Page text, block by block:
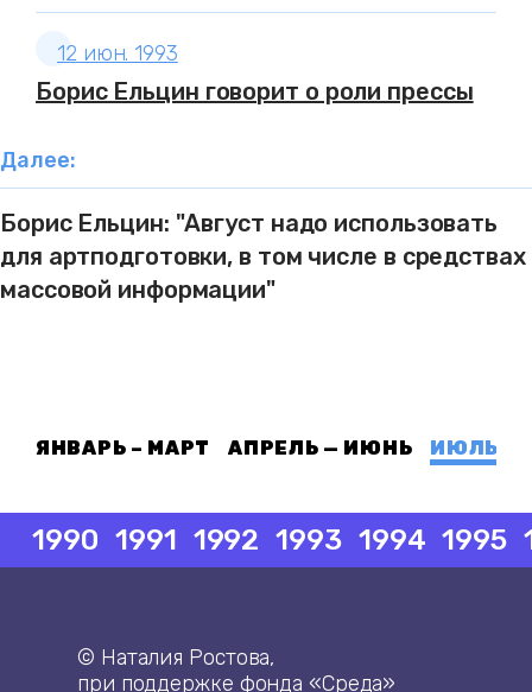
12 июн. 1993
Борис Ельцин говорит о роли прессы
Далее:
Борис Ельцин: "Август надо использовать
для артподготовки, в том числе в средствах
массовой информации"
ЯНВАРЬ – МАРТ АПРЕЛЬ — ИЮНЬ ИЮЛЬ —
1990 1991 1992 1993 1994 1995
© Наталия Ростова,
при поддержке фонда «Среда»